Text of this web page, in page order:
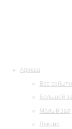
Афиша
Все
Большой
Малый зал
Лекции